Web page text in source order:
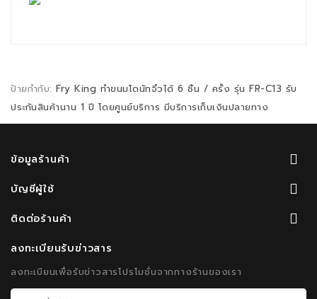
ป้ายกำกับ: Fry King ทำขนมโดนัทจิ๋วได้ 6 ชิ้น / ครั้ง รุ่น FR-C13 รับ
ประกันสินค้านาน 1 ปี โดยศูนย์บริการ มีบริการเก็บเงินปลายทาง
ข้อมูลร้านค้า
บัญชีผู้ใช้
ติดต่อร้านค้า
ลงทะเบียนรับข่าวสาร
ลงทะเบียนเพื่อรับข่าวสารโปรโมชั่นจากทางร้านของเรา